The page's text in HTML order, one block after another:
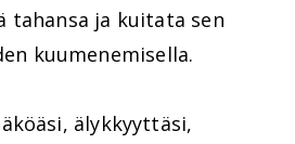
tahansa ja kuitata sen
kuumenemisella.
älykkyyttäsi,